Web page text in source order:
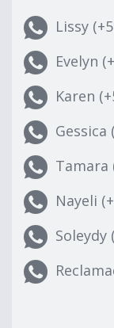
Lissy
Evelyn
Karen
Gessica
Tamara
Nayeli
Soleydy